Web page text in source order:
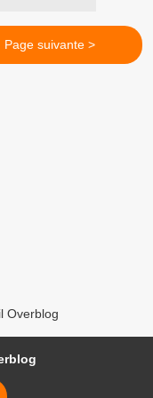
Page suivante >
Overblog